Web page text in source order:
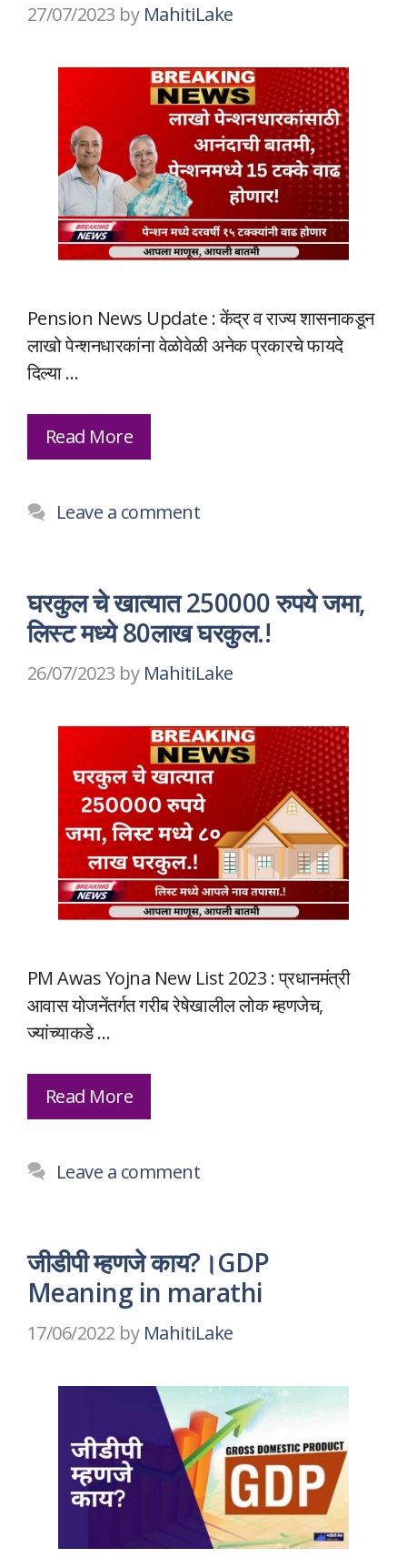
27/07/2023 by MahitiLake
Pension News Update : केंद्र व राज्य शासनाकडून
लाखो पेन्शनधारकांना वेळोवेळी अनेक प्रकारचे फायदे
दिल्या …
Read More
Leave a comment
घरकुल चे खात्यात 250000 रुपये जमा,
लिस्ट मध्ये 80लाख घरकुल.!
26/07/2023 by MahitiLake
PM Awas Yojna New List 2023 : प्रधानमंत्री
आवास योजनेंतर्गत गरीब रेषेखालील लोक म्हणजेच,
ज्यांच्याकडे …
Read More
Leave a comment
जीडीपी म्हणजे काय?।GDP
Meaning in marathi
17/06/2022 by MahitiLake